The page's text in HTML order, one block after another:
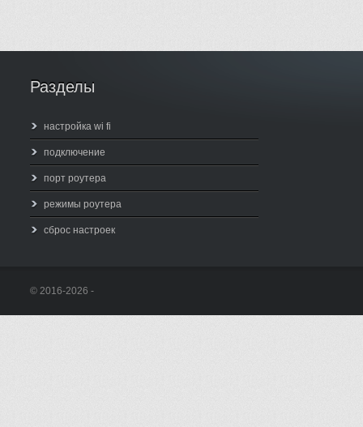
Разделы
настройка wi fi
подключение
порт роутера
режимы роутера
сброс настроек
© 2016-2026 -